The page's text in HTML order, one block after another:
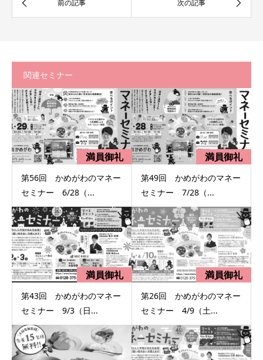
関連セミナー
第56回 かめがわのマネー
セミナー 6/28（...
第49回 かめがわのマネー
セミナー 7/28（...
第43回 かめがわのマネー
セミナー 9/3（日...
第26回 かめがわのマネー
セミナー 4/9（土...